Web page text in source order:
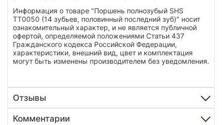
Информация о товаре "Поршень полнозубый SHS
TT0050 (14 зубьев, половинный последний зуб)" носит
ознакомительный характер, и не является публичной
офертой, определяемой положениями Статьи 437
Гражданского кодекса Российской Федерации,
характеристики, внешний вид, цвет и комплектация
могут быть изменены производителем без уведомления.
Отзывы
Комментарии